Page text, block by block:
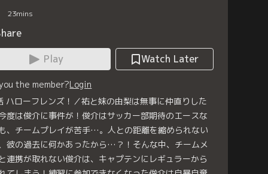
23mins
Play
Watch Later
the member?Login
ハローフレンズ！／祐と妹の由梨は無事に仲直りした
度は俊介に事件が！俊介はサッカー部期待のエースな
、チームプレイが苦手…。人との距離を縮められない
彼の過去に何かあったから…？！そんな中、チームメ
連携が取れない俊介は、キャプテンにレギュラーから